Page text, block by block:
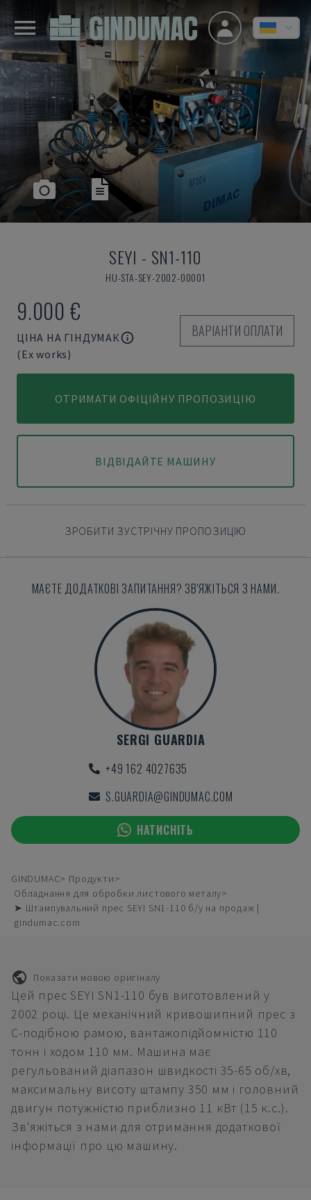
SEYI - SN1-110
HU-STA-SEY-2002-00001
9.000 €
ЦІНА НА ГІНДУМАК
(Ex works)
ВАРІАНТИ ОПЛАТИ
ОТРИМАТИ ОФІЦІЙНУ ПРОПОЗИЦІЮ
ВІДВІДАЙТЕ МАШИНУ
ЗРОБИТИ ЗУСТРІЧНУ ПРОПОЗИЦІЮ
МАЄТЕ ДОДАТКОВІ ЗАПИТАННЯ? ЗВ'ЯЖІТЬСЯ З НАМИ.
SERGI GUARDIA
+49 162 4027635
S.GUARDIA@GINDUMAC.COM
НАТИСНІТЬ
GINDUMAC
Продукти
Обладнання для обробки листового металу
➤ Штампувальний прес SEYI SN1-110 б/у на продаж |
gindumac.com
Показати мовою оригіналу
Цей прес SEYI SN1-110 був виготовлений у
2002 році. Це механічний кривошипний прес з
С-подібною рамою, вантажопідйомністю 110
тонн і ходом 110 мм. Машина має
регульований діапазон швидкості 35-65 об/хв,
максимальну висоту штампу 350 мм і головний
двигун потужністю приблизно 11 кВт (15 к.с.).
Зв'яжіться з нами для отримання додаткової
інформації про цю машину.